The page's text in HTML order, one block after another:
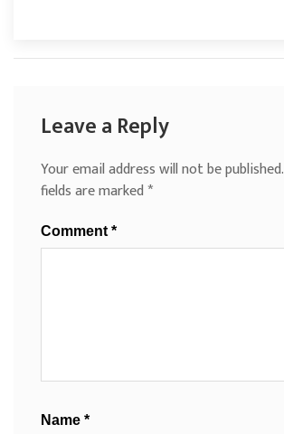
Leave a Reply
Your email address will not be published.
fields are marked*
Comment *
Name *